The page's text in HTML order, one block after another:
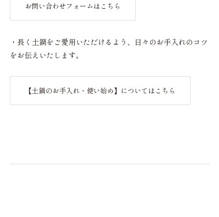
お問い合わせフォームはこちら
・長く土鍋をご愛用いただけるよう、日々のお手入れのコツ
をお伝えいたします。
【土鍋のお手入れ・使い始め】についてはこちら